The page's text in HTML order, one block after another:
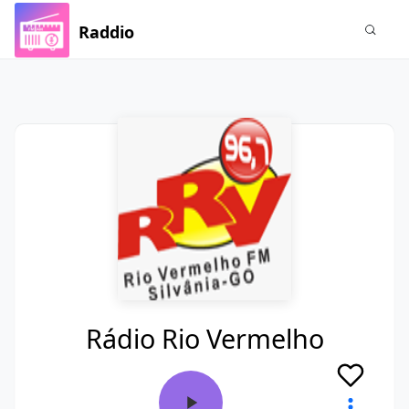
Raddio
Rádio Rio Vermelho